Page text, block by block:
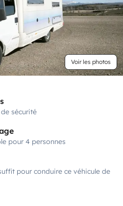
Voir les photos
sécurité
pour 4 personnes
pour conduire ce véhicule de